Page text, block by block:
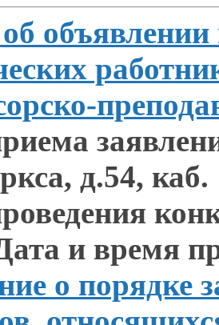
об объявлении
д.54, каб.
и время
о порядке